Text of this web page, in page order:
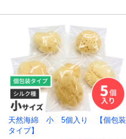
天然海綿 小 5個入り 【個包装
タイプ】